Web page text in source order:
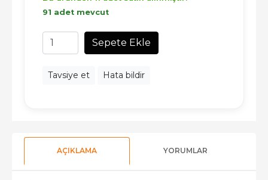
91 adet mevcut
Sepete Ekle
Tavsiye et Hata bildir
AÇIKLAMA YORUMLAR